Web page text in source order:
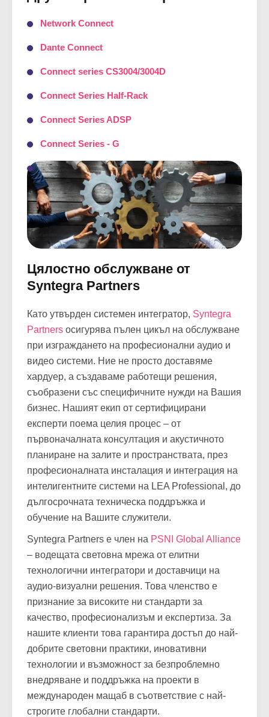
Network Connect
Dante Connect
Connect series CS3004/3004D
Connect Series Half-Rack
Connect Series ADSP
Connect Series - G
Цялостно обслужване от
Syntegra Partners
Като утвърден системен интегратор, Syntegra
Partners осигурява пълен цикъл на обслужване
при изграждането на професионални аудио и
видео системи. Ние не просто доставяме
хардуер, а създаваме работещи решения,
съобразени със специфичните нужди на Вашия
бизнес. Нашият екип от сертифицирани
експерти поема целия процес – от
първоначалната консултация и акустичното
планиране на залите и пространствата, през
професионалната инсталация и интеграция на
интелигентните системи на LEA Professional, до
дългосрочната техническа поддръжка и
обучение на Вашите служители.
Syntegra Partners е член на PSNI Global Alliance
– водещата световна мрежа от елитни
технологични интегратори и доставчици на
аудио-визуални решения. Това членство е
признание за високите ни стандарти за
качество, професионализъм и експертиза. За
нашите клиенти това гарантира достъп до най-
добрите световни практики, иновативни
технологии и възможност за безпроблемно
внедряване и поддръжка на проекти в
международен мащаб в съответствие с най-
строгите глобални стандарти.